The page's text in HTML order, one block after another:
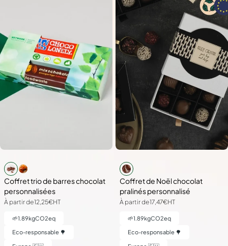
Coffret trio de barres chocolat
personnalisées
À partir de12,25€HT
🌱1.89kgCO2eq
Eco-responsable 🌳
Coffret de Noël chocolat
pralinés personnalisé
À partir de17,47€HT
🌱1.89kgCO2eq
Eco-responsable 🌳